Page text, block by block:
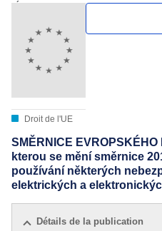
Évaluation des utilisateurs
Droit de l'UE
SMĚRNICE
kterou se mění směrnice
používání některých
elektrických a
Détails de la publication